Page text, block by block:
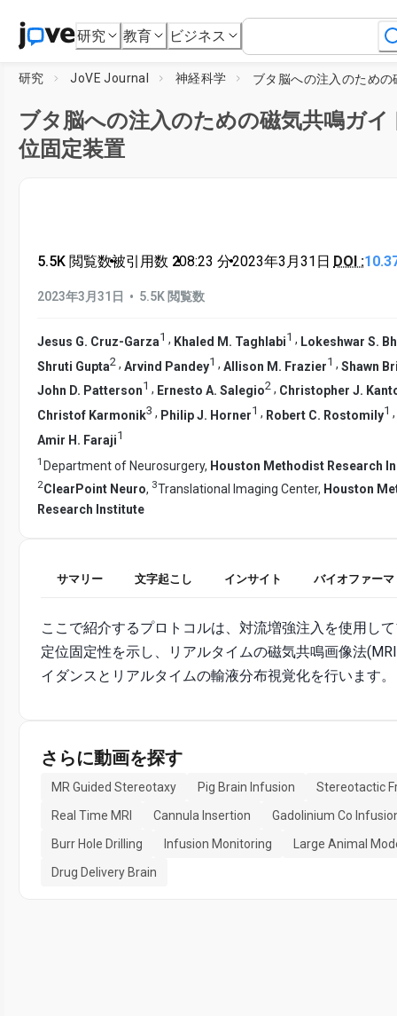
研究 教育 ビジネス
研究 JoVE Journal 神経科学
ブタ脳への注入のための磁気共鳴ガイ
位固定装置
5.5K 閲覧数•被引用数 2•08:23 分•2023年3月31日 DOI :
2023年3月31日 • 5.5K 閲覧数
Jesus G. Cruz-Garza1 , Khaled M. Taghlabi1 , Lokeshwar S.
Shruti Gupta2 , Arvind Pandey1 , Allison M. Frazier1 , Shawn
John D. Patterson1 , Ernesto A. Salegio2 , Christopher J.
Christof Karmonik3 , Philip J. Horner1 , Robert C. Rostomily1 ,
Amir H. Faraji1
1 Department of Neurosurgery, Houston Methodist Research
2ClearPoint Neuro, 3Translational Imaging Center, Houston
Research Institute
サマリー 文字起こし インサイト バイオファー
ここで紹介するプロトコルは、対流増強注入を使用し
定位固定性を示し、リアルタイムの磁気共鳴画像法
イダンスとリアルタイムの輸液分布視覚化を行います。
さらに動画を探す
MR Guided Stereotaxy Pig Brain Infusion
Stereotactic
Real Time MRI
Cannula Insertion
Gadolinium Co
Burr Hole Drilling
Infusion Monitoring
Large Animal
Drug Delivery Brain